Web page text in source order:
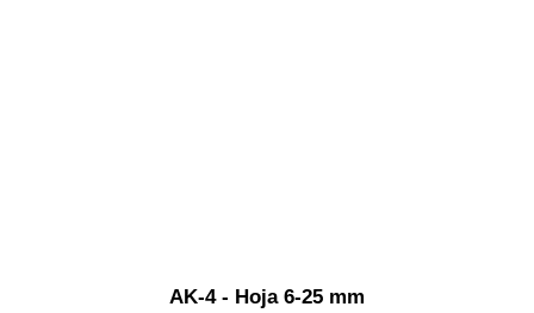
AK-4 - Hoja 6-25 mm